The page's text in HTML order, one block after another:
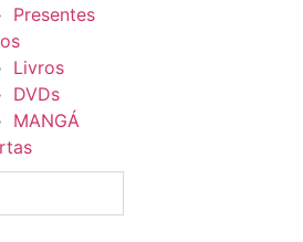
Presentes
Livros
DVDs
MANGÁ